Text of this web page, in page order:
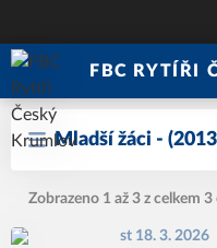
FBC RYTÍŘI
Mladší žáci -
Zobrazeno 1 až 3 z celkem 3
st 18. 3. 2026